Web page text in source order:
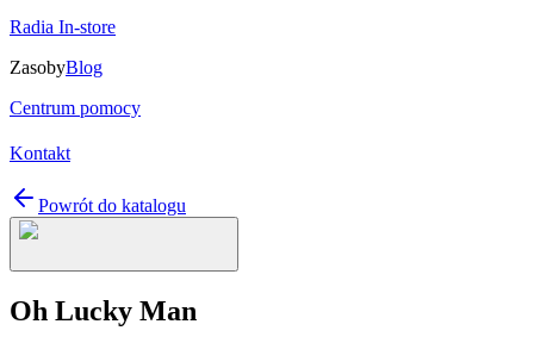
Radia In-store
ZasobyBlog
Centrum pomocy
Kontakt
Powrót do katalogu
Oh Lucky Man